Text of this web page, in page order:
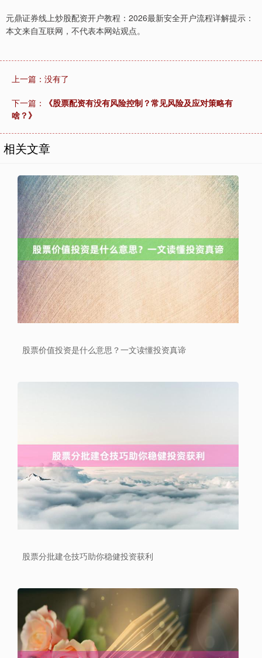
元鼎证券线上炒股配资开户教程：2026最新安全开户流程详解提示：
本文来自互联网，不代表本网站观点。
上一篇：没有了
下一篇：
《股票配资有没有风险控制？常见风险及应对策略有
啥？》
相关文章
股票价值投资是什么意思？一文读懂投资真谛
股票分批建仓技巧助你稳健投资获利
上证综指 3940.04 +39.68 +1.02%
沪深300 4694.44 +43.13 +0.93%
北证50 +11.37